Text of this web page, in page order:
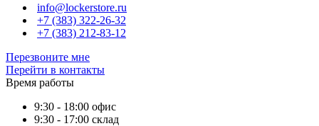
info@lockerstore.ru
+7 (383) 322-26-32
+7 (383) 212-83-12
Перезвоните мне
Перейти в контакты
Время работы
9:30 - 18:00 офис
9:30 - 17:00 склад